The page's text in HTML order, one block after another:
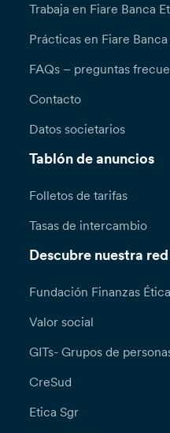
Trabaja en Fiare Banca
Prácticas en Fiare
FAQs – preguntas
Contacto
Datos societarios
Tablón de anuncios
Folletos de tarifas
Tasas de intercambio
Descubre nuestra red
Fundación Finanzas
Valor social
GITs- Grupos de
CreSud
Etica Sgr